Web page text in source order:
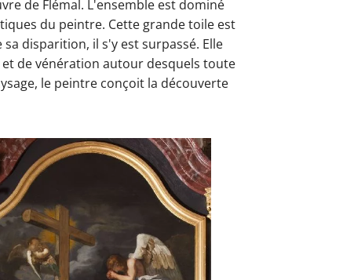
de Flémal. L'ensemble est dominé
du peintre. Cette grande toile est
disparition, il s'y est surpassé. Elle
de vénération autour desquels toute
le peintre conçoit la découverte